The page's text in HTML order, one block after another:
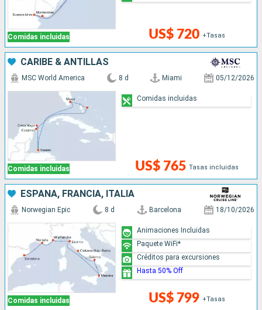
Comidas incluidas US$ 720 +Tasas
CARIBE & ANTILLAS
Comidas incluidas
MSC World America 8 d Miami 05/12/2026
US$ 765 Tasas incluidas
Comidas incluidas
ESPAÑA, FRANCIA, ITALIA
Comidas incluidas
Norwegian Epic 8 d Barcelona 18/10/2026
US$ 799 +Tasas
Animaciones Incluidas
Paquete WiFi*
Créditos para excursiones
Hasta 50% Off